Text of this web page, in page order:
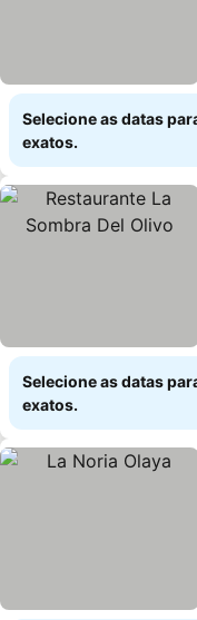
Selecione as datas
exatos.
Selecione as datas
exatos.